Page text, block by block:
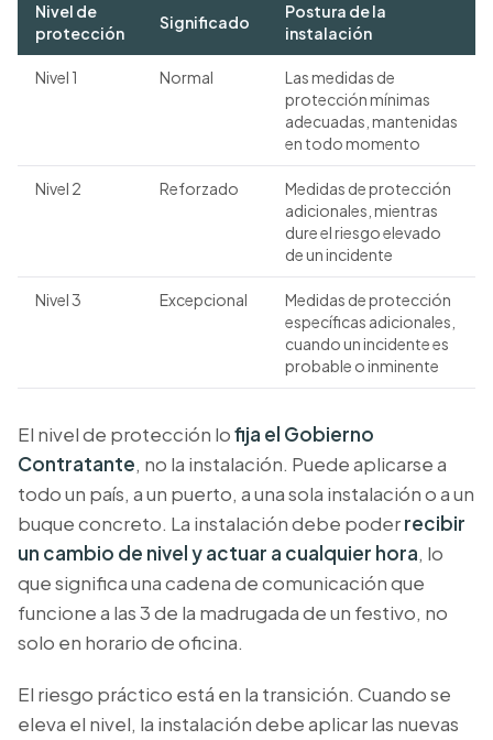
Nivel de
protección
Significado
Postura de la
instalación
Nivel 1 Normal
Las medidas de
protección mínimas
adecuadas, mantenidas
en todo momento
Nivel 2 Reforzado
Medidas de protección
adicionales, mientras
dure el riesgo elevado
de un incidente
Nivel 3 Excepcional
Medidas de protección
específicas adicionales,
cuando un incidente es
probable o inminente
El nivel de protección lofija el Gobierno
Contratante, no la instalación. Puede aplicarse a
todo un país, a un puerto, a una sola instalación o a un
buque concreto. La instalación debe poderrecibir
un cambio de nivel y actuar a cualquier hora, lo
que significa una cadena de comunicación que
funcione a las 3 de la madrugada de un festivo, no
solo en horario de oficina.
El riesgo práctico está en la transición. Cuando se
eleva el nivel, la instalación debe aplicar las nuevas